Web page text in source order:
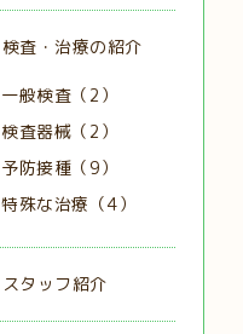
検査・治療の紹介
一般検査（2）
検査器械（2）
予防接種（9）
特殊な治療（4）
スタッフ紹介